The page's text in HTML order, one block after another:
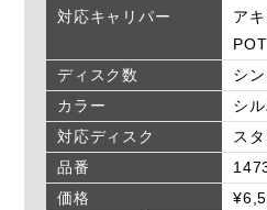
対応キャリパー
ア
POT
ディスク数
シ
カラー
シ
対応ディスク
ス
品番
価格